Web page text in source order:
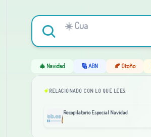
🎄 Navidad 🔢 ABN 🍂 Otoño
RELACIONADO CON LO QUE LEES:
Recopilatorio Especial Navidad